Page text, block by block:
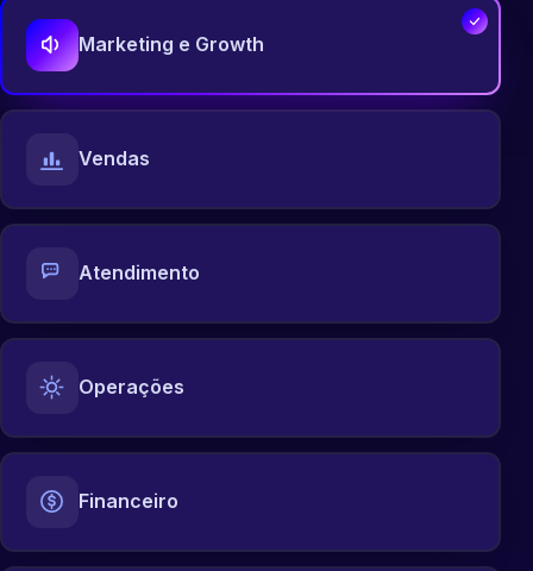
Marketing e Growth
Vendas
Atendimento
Operações
Financeiro